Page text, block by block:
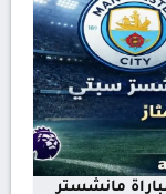
مانشستر